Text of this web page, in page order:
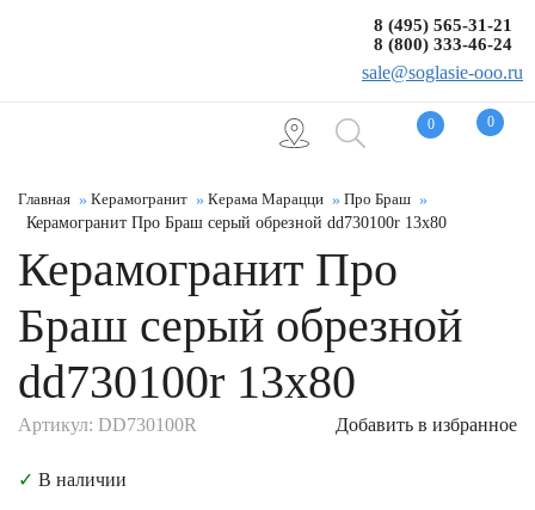
0 0
8 (495) 565-31-21
8 (800) 333-46-24
sale@soglasie-ooo.ru
Главная Керамогранит Керама Марацци
Про Браш
Керамогранит Про Браш серый обрезной dd730100r 13x80
Керамогранит Про
Браш серый обрезной
dd730100r 13x80
Артикул: DD730100R Добавить в избранное
✓ В наличии